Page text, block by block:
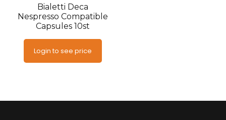
Bialetti Deca
Nespresso Compatible
Capsules 10st
Login to see price